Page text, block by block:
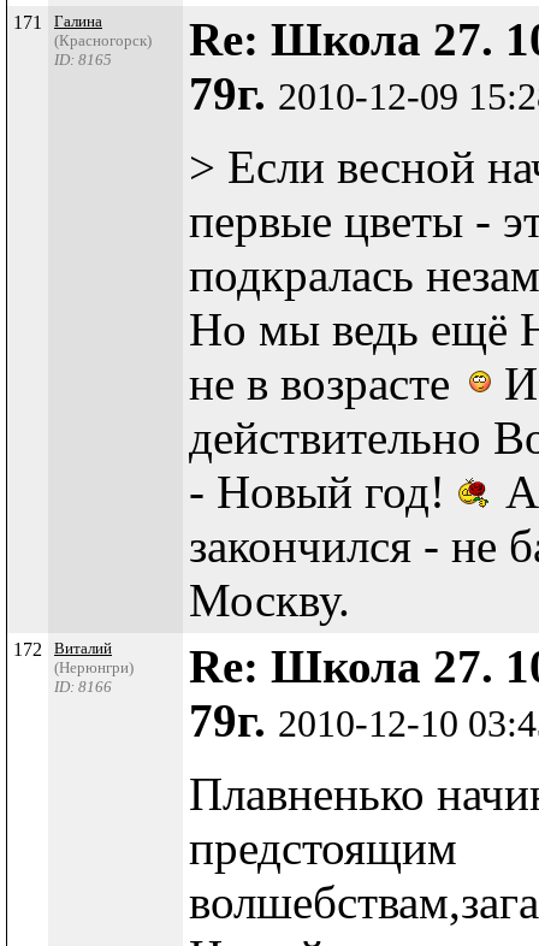
171
Галина
(Красногорск)
ID: 8165
Re: Школа 27.
79г. 2010-12-09
> Если весной
первые цветы -
подкралась
Но мы ведь
не в возрасте
действительно
- Новый год!
закончился - не
Москву.
172
Виталий
(Нерюнгри)
ID: 8166
Re: Школа 27.
79г. 2010-12-10
Плавненько
предстоящим